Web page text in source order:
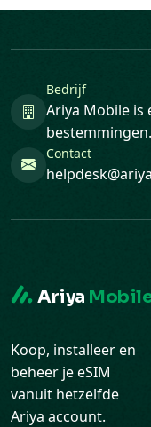
Bedrijf
Ariya Mobile is
bestemmingen.
Contact
Ariya
Koop, installeer en
beheer je eSIM
vanuit hetzelfde
Ariya account.